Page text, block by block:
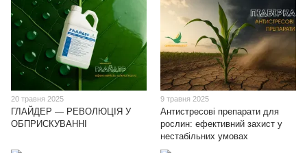
20 травня 2025
ГЛАЙДЕР — РЕВОЛЮЦІЯ У
ОБПРИСКУВАННІ
9 травня 2025
Антистресові препарати для
рослин: ефективний захист у
нестабільних умовах